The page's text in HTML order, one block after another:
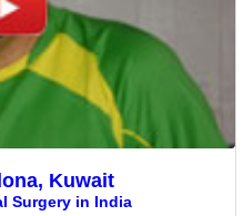
Kuwait
Surgery in India